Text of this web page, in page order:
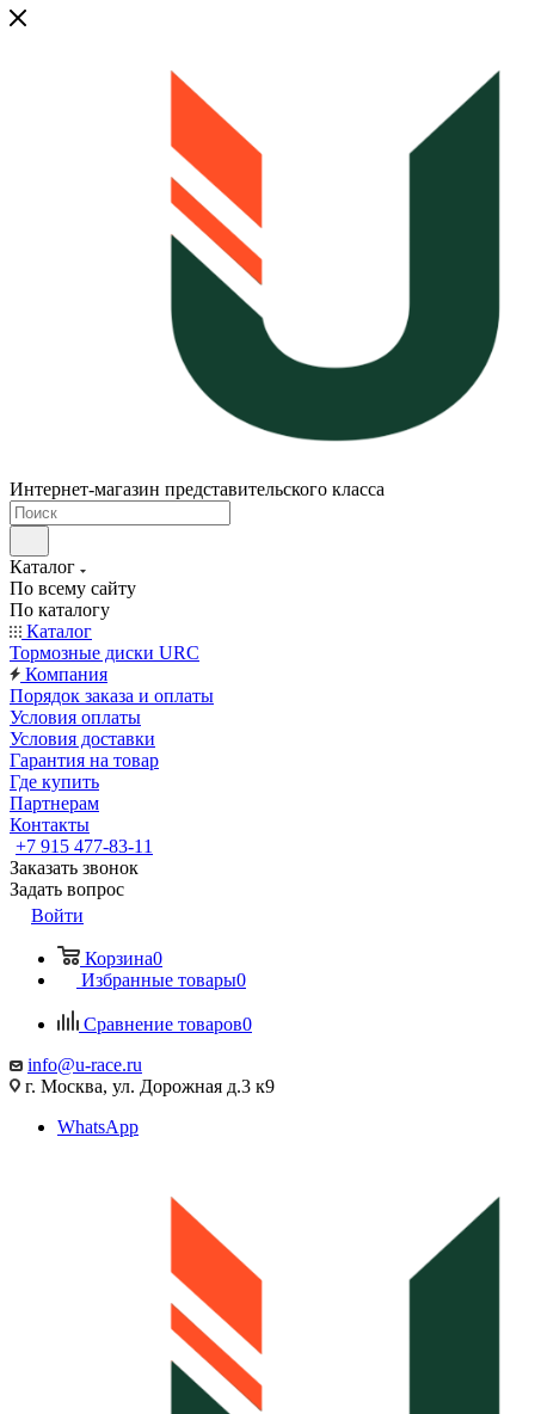
Интернет-магазин представительского класса
Каталог
По всему сайту
По каталогу
Каталог
Тормозные диски URC
Компания
Порядок заказа и оплаты
Условия оплаты
Условия доставки
Гарантия на товар
Где купить
Партнерам
Контакты
+7 915 477-83-11
Заказать звонок
Задать вопрос
Войти
Корзина0
Избранные товары0
Сравнение товаров0
info@u-race.ru
г. Москва, ул. Дорожная д.3 к9
WhatsApp